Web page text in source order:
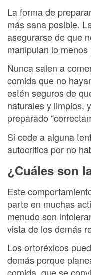
La forma de
más sana posible.
asegurarse de que
manipulan lo menos
Nunca salen a
comida que no
estén seguros de
naturales y limpios,
preparado
Si cede a alguna
autocritica por no
¿Cuáles son
Este
parte en muchas
menudo son
vista de los demás
Los ortoréxicos
demás porque